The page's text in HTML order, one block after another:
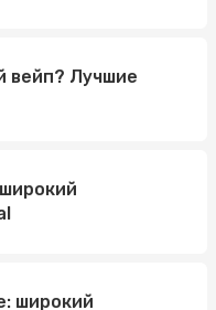
вейп? Лучшие
широкий